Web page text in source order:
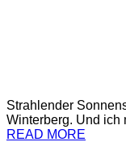
Strahlender
Winterberg. Und ich
READ MORE